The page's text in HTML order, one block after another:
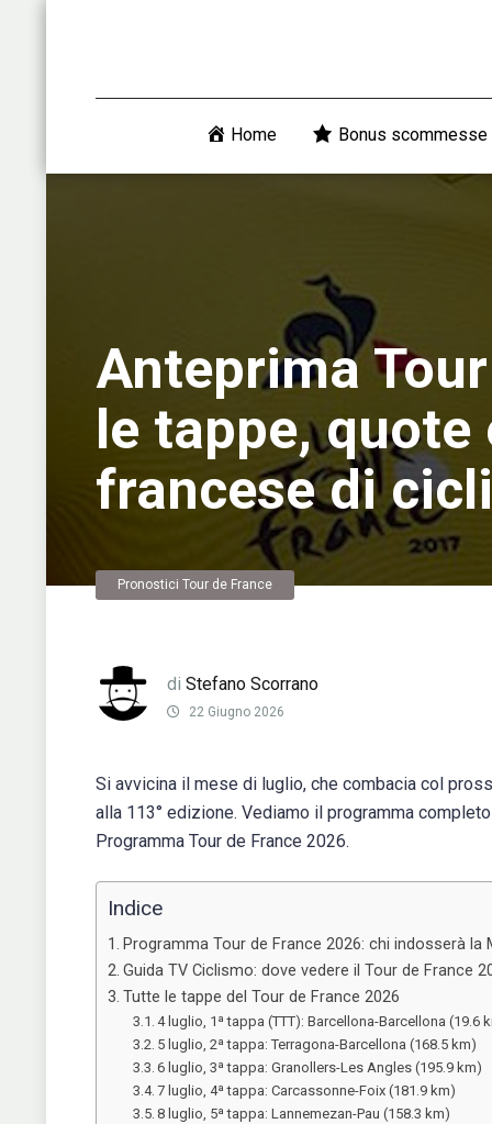
Home Bonus scommesse
Anteprima
le tappe, quote
francese di
Pronostici Tour de France
di Stefano Scorrano
22 Giugno 2026
Si avvicina il mese di luglio, che combacia col
alla 113° edizione. Vediamo il programma
Programma Tour de France 2026.
Indice
Programma Tour de France 2026: chi indosserà la
Guida TV Ciclismo: dove vedere il Tour de France
Tutte le tappe del Tour de France 2026
4 luglio, 1ª tappa (TTT): Barcellona-Barcellona (19.6
5 luglio, 2ª tappa: Terragona-Barcellona (168.5 km)
6 luglio, 3ª tappa: Granollers-Les Angles (195.9 km)
7 luglio, 4ª tappa: Carcassonne-Foix (181.9 km)
8 luglio, 5ª tappa: Lannemezan-Pau (158.3 km)